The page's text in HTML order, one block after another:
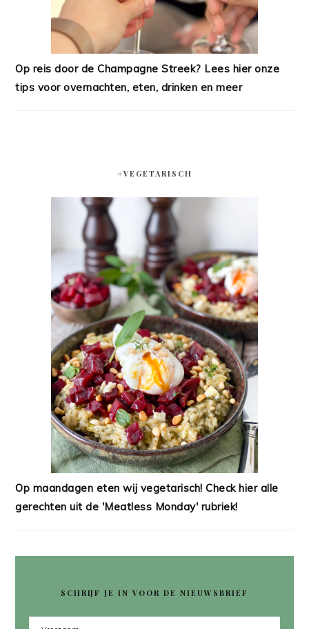
Op reis door de Champagne Streek? Lees hier onze
tips voor overnachten, eten, drinken en meer
#VEGETARISCH
Op maandagen eten wij vegetarisch! Check hier alle
gerechten uit de 'Meatless Monday' rubriek!
SCHRIJF JE IN VOOR DE NIEUWSBRIEF